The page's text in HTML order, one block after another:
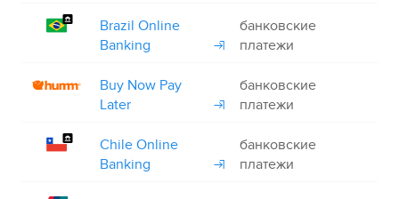
Brazil Online
Banking
банковские
платежи
Buy Now Pay
Later
банковские
платежи
Chile Online
Banking
банковские
платежи